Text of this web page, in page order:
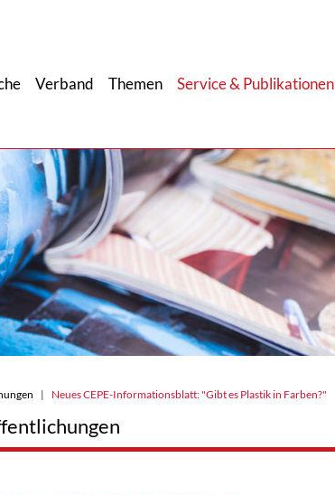
Verband Themen Service & Publikationen
Neues CEPE-Informationsblatt: "Gibt es Plastik in Farben?"